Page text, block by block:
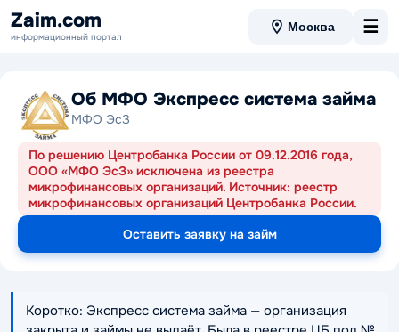
Zaim.com
информационный портал
Москва ☰
Об МФО Экспресс система займа
МФО ЭсЗ
По решению Центробанка России от 09.12.2016 года,
ООО «МФО ЭсЗ» исключена из реестра
микрофинансовых организаций. Источник: реестр
микрофинансовых организаций Центробанка России.
Оставить заявку на займ
Коротко: Экспресс система займа — организация